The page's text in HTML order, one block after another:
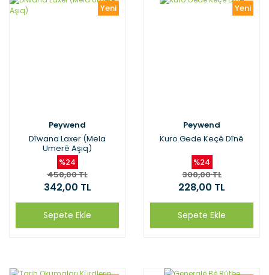
Yeni
Peywend
Dîwana Laxer (Mela
Umerê Aşıq)
%24
450,00 TL
342,00 TL
Sepete Ekle
Yeni
Peywend
Kuro Gede Keçê Dînê
%24
300,00 TL
228,00 TL
Sepete Ekle